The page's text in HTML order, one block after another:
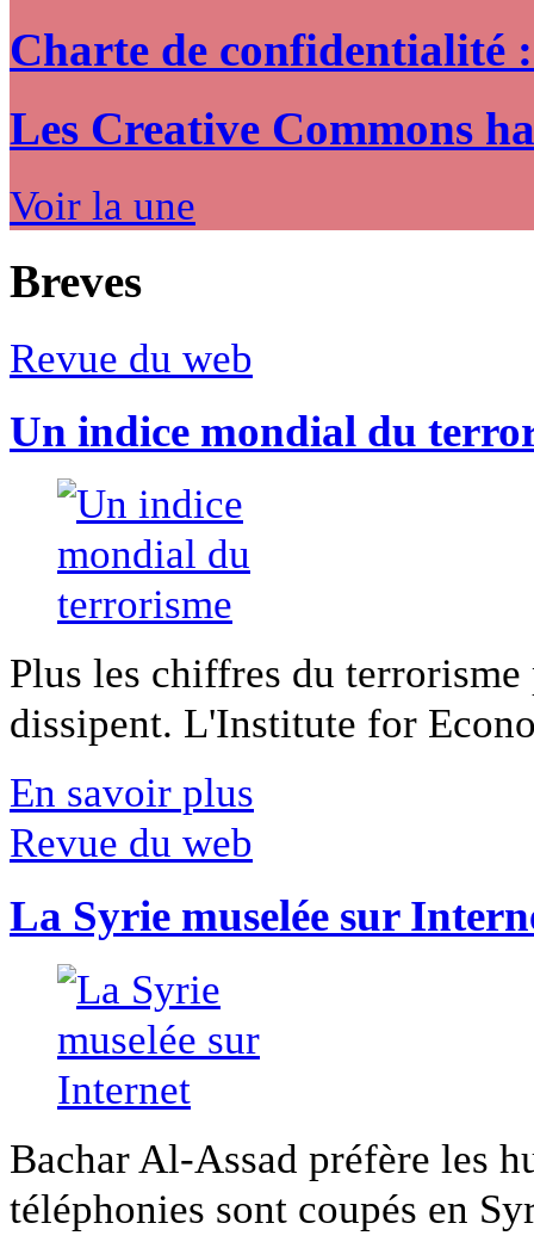
Charte de confidentialité
Les Creative Commons
Voir la une
Breves
Revue du web
Un indice mondial du
Plus les chiffres du
dissipent. L'Institute for
En savoir plus
Revue du web
La Syrie muselée sur
Bachar Al-Assad préfère les
téléphonies sont coupés en